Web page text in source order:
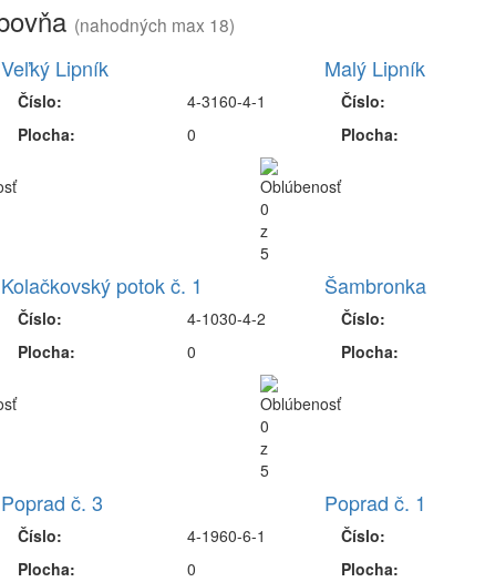
(nahodných max 18)
Veľký Lipník
Číslo:
Plocha:
4-3160-4-1
0
Malý Lipník
Číslo:
Plocha:
Kolačkovský potok č. 1
Číslo:
Plocha:
4-1030-4-2
0
Šambronka
Číslo:
Plocha:
Poprad č. 3
Číslo:
Plocha:
4-1960-6-1
0
Poprad č. 1
Číslo:
Plocha: